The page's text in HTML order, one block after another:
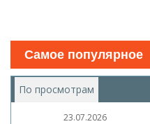
Самое популярное
По просмотрам
23.07.2026